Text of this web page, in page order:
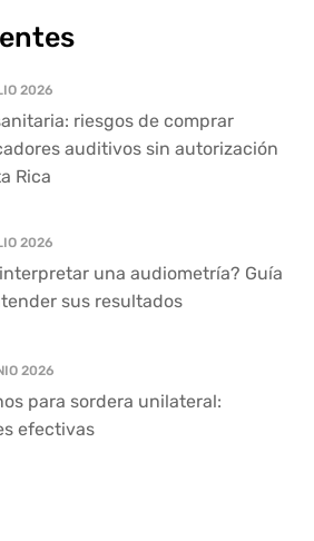
2026
riesgos de comprar
auditivos sin autorización
Rica
2026
una audiometría? Guía
sus resultados
2026
para sordera unilateral:
efectivas